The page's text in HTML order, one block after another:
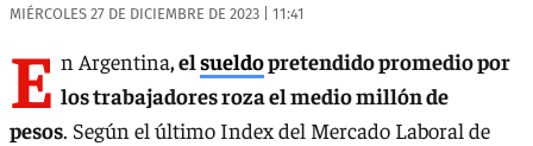
MIÉRCOLES 27 DE DICIEMBRE DE 2023 | 11:41
E n Argentina, elsueldopretendido promedio por
los trabajadores roza el medio millón de
pesos. Según el último Index del Mercado Laboral de